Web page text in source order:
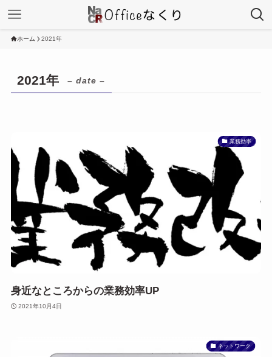
ホーム 2021年
2021年 – date –
業務効率
身近なところからの業務効率UP
2021年10月4日
ネットワーク